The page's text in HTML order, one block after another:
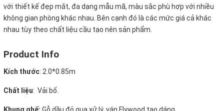
với thiết kế đẹp mắt, đa dạng mẫu mã, màu sắc phù hợp với nhiều
không gian phòng khác nhau. Bên cạnh đó là các mức giá cả khác
nhau tùy theo chất liệu cầu tạo nên sản phẩm.
Product Info
Kích thước: 2.0*0.85m
Chất liệu: Vải bố.